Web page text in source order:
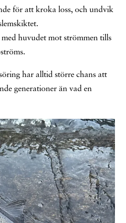
för att kroka loss, och undvik
huvudet mot strömmen tills
har alltid större chans att
generationer än vad en